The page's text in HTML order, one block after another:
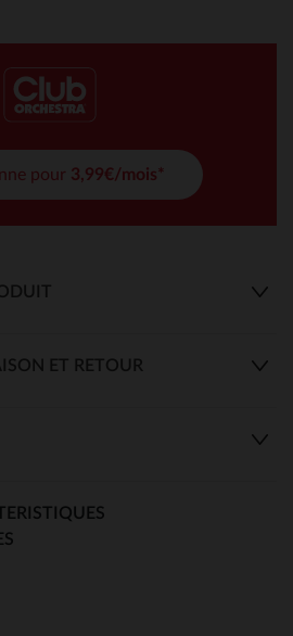
pour 3,99€/mois*
ET RETOUR